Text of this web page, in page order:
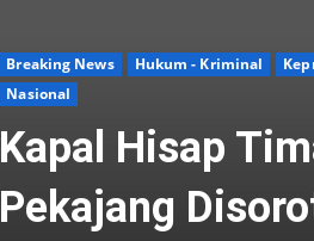
Breaking News Hukum - Kriminal
Nasional
Kapal Hisap
Pekajang